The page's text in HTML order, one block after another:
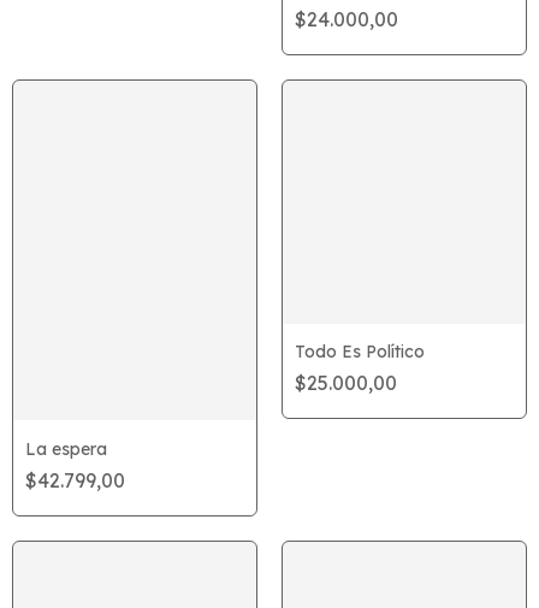
$24.000,00
La espera
$42.799,00
Todo Es Político
$25.000,00